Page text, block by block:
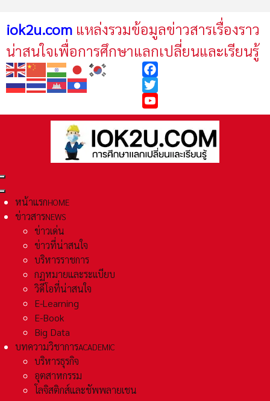
iok2u.com แหล่งรวมข้อมูลข่าวสารเรื่องราว
น่าสนใจเพื่อการศึกษาแลกเปลี่ยนและเรียนรู้
Facebook
Twitter
YouTube
หน้าแรกHOME
ข่าวสารNEWS
ข่าวเด่น
ข่าวที่น่าสนใจ
บริหารราชการ
กฏหมายและระเเบียบ
วิดีโอที่น่าสนใจ
E-Learning
E-Book
Big Data
บทความวิชาการACADEMIC
บริหารธุรกิจ
อุตสาหกรรม
โลจิสติกส์และชัพพลายเชน